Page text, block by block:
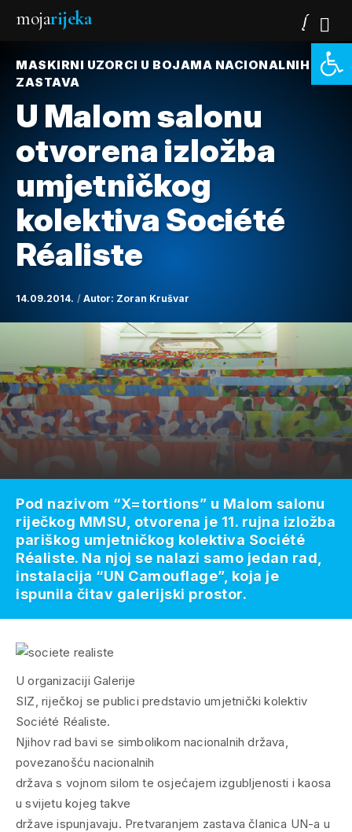
mojarijeka
MASKIRNI UZORCI U BOJAMA NACIONALNIH
ZASTAVA
U Malom salonu
otvorena izložba
umjetničkog
kolektiva Société
Réaliste
14.09.2014. Autor: Zoran Krušvar
U organizaciji Galerije
SIZ, riječkoj se publici predstavio umjetnički kolektiv
Société Réaliste.
Njihov rad bavi se simbolikom nacionalnih država,
povezanošću nacionalnih
država s vojnom silom te osjećajem izgubljenosti i kaosa
u svijetu kojeg takve
države ispunjavaju. Pretvaranjem zastava članica UN-a u
Pod nazivom “X=tortions” u Malom salonu
riječkog MMSU, otvorena je 11. rujna izložba
pariškog umjetničkog kolektiva Société
Réaliste. Na njoj se nalazi samo jedan rad,
instalacija “UN Camouflage”, koja je
ispunila čitav galerijski prostor.